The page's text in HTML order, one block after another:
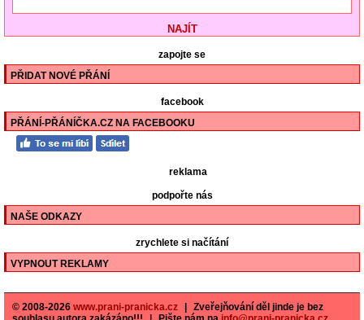
zapojte se
PŘIDAT NOVÉ PŘÁNÍ
facebook
PŘÁNÍ-PŘÁNÍČKA.CZ NA FACEBOOKU
reklama
podpořte nás
NAŠE ODKAZY
zrychlete si načítání
VYPNOUT REKLAMY
© 2008-2026 www.prani-pranicka.cz
Zveřejňování děl jinde je bez